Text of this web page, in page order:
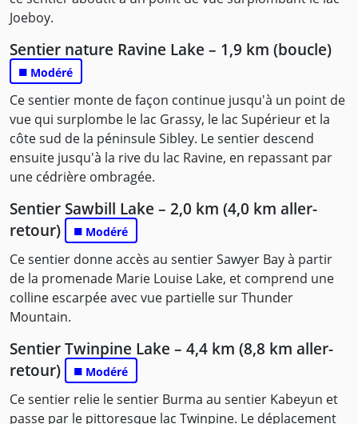
Joeboy.
Sentier nature Ravine Lake – 1,9 km (boucle)
■ Modéré
Ce sentier monte de façon continue jusqu'à un point de
vue qui surplombe le lac Grassy, le lac Supérieur et la
côte sud de la péninsule Sibley. Le sentier descend
ensuite jusqu'à la rive du lac Ravine, en repassant par
une cédrière ombragée.
Sentier Sawbill Lake – 2,0 km (4,0 km aller-
retour)
■ Modéré
Ce sentier donne accès au sentier Sawyer Bay à partir
de la promenade Marie Louise Lake, et comprend une
colline escarpée avec vue partielle sur Thunder
Mountain.
Sentier Twinpine Lake – 4,4 km (8,8 km aller-
retour)
■ Modéré
Ce sentier relie le sentier Burma au sentier Kabeyun et
passe par le pittoresque lac Twinpine. Le déplacement